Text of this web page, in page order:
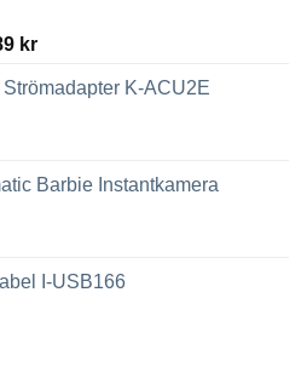
krPrisintervall:
till
K-ACU2E
Barbie Instantkamera
I-USB166